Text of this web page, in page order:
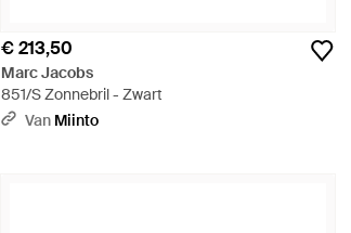
€ 213,50
Marc Jacobs
851/S Zonnebril - Zwart
Van Miinto